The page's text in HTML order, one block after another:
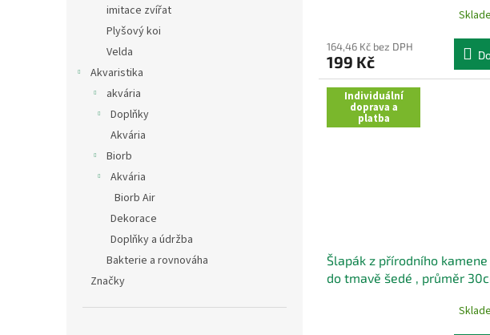
imitace zvířat
Plyšový koi
Velda
Akvaristika
akvária
Doplňky
Akvária
Biorb
Akvária
Biorb Air
Dekorace
Doplňky a údržba
Bakterie a rovnováha
Značky
164,46 Kč bez DPH
199 Kč
Individuální
doprava a
platba
Šlapák z přírodního
do tmavě šedé , průměr